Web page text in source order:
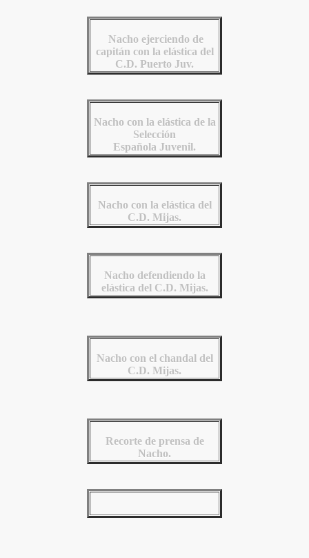
Nacho ejerciendo de
capitán con la elástica del
C.D. Puerto Juv.
Nacho con la elástica de la
Selección
Española Juvenil.
Nacho con la elástica del
C.D. Mijas.
Nacho defendiendo la
elástica del C.D. Mijas.
Nacho con el chandal del
C.D. Mijas.
Recorte de prensa de
Nacho.